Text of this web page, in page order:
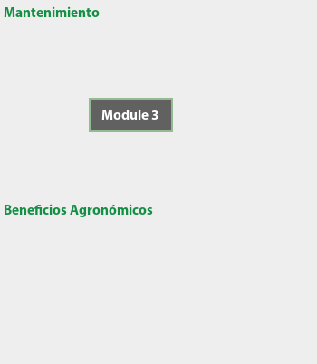
Mantenimiento
Module 3
Beneficios Agronómicos